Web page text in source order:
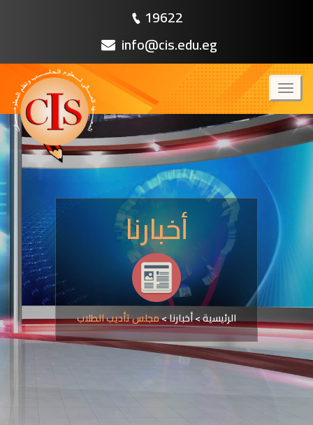
19622
info@cis.edu.eg
أخبارنا
الرئيسية>أخبارنا>مجلس تأديب الطلاب